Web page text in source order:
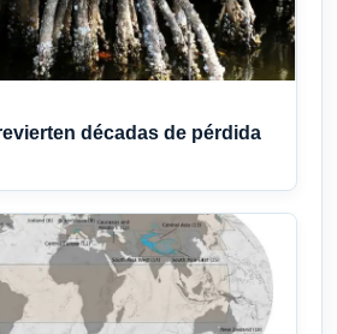
décadas de pérdida